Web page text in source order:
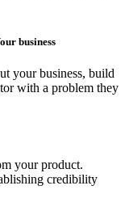
business
your business, build
with a problem they
your product.
credibility